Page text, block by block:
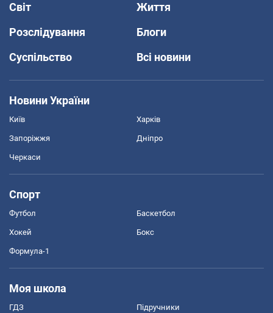
Світ
Життя
Розслідування
Блоги
Суспільство
Всі новини
Новини України
Київ Харків
Запоріжжя Дніпро
Черкаси
Спорт
Футбол Баскетбол
Хокей Бокс
Формула-1
Моя школа
ГДЗ Підручники